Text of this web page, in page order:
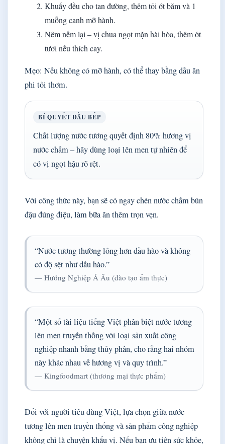
Khuấy đều cho tan đường, thêm tỏi ớt băm và 1
muỗng canh mỡ hành.
Nêm nếm lại – vị chua ngọt mặn hài hòa, thêm ớt
tươi nếu thích cay.
Mẹo: Nếu không có mỡ hành, có thể thay bằng dầu ăn
phi tỏi thơm.
BÍ QUYẾT ĐẦU BẾP
Chất lượng nước tương quyết định 80% hương vị
nước chấm – hãy dùng loại lên men tự nhiên để
có vị ngọt hậu rõ rệt.
Với công thức này, bạn sẽ có ngay chén nước chấm bún
đậu đúng điệu, làm bữa ăn thêm trọn vẹn.
“Nước tương thường lỏng hơn dầu hào và không
có độ sệt như dầu hào.”
— Hướng Nghiệp Á Âu (đào tạo ẩm thực)
“Một số tài liệu tiếng Việt phân biệt nước tương
lên men truyền thống với loại sản xuất công
nghiệp nhanh bằng thủy phân, cho rằng hai nhóm
này khác nhau về hương vị và quy trình.”
— Kingfoodmart (thương mại thực phẩm)
Đối với người tiêu dùng Việt, lựa chọn giữa nước
tương lên men truyền thống và sản phẩm công nghiệp
không chỉ là chuyện khẩu vị. Nếu bạn ưu tiên sức khỏe,